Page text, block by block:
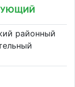
районный